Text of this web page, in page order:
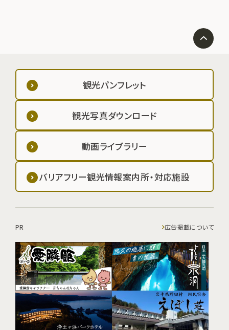
観光パンフレット
観光写真ダウンロード
動画ライブラリー
バリアフリー観光情報案内所・対応施設
PR 広告掲載について